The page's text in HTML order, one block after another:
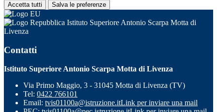
Accetta tutti Salva le preferenze
Istituto Superiore Antonio Scarpa Motta di
Livenza
Contatti
Istituto Superiore Antonio Scarpa Motta di Livenza
Via Primo Maggio, 3 - 31045 Motta di Livenza (TV)
Tel: 0422 766101
Email: tvis01100a@istruzione.itLink per inviare una mail